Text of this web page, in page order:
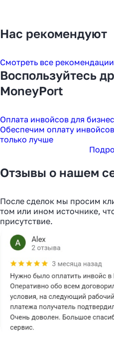
Нас рекомендуют
Смотреть все рекомендации
Воспользуйтесь
MoneyPort
Оплата инвойсов для
Обеспечим оплату
только лучше
Отзывы о нашем
После сделок мы просим
том или ином источнике,
присутствие.